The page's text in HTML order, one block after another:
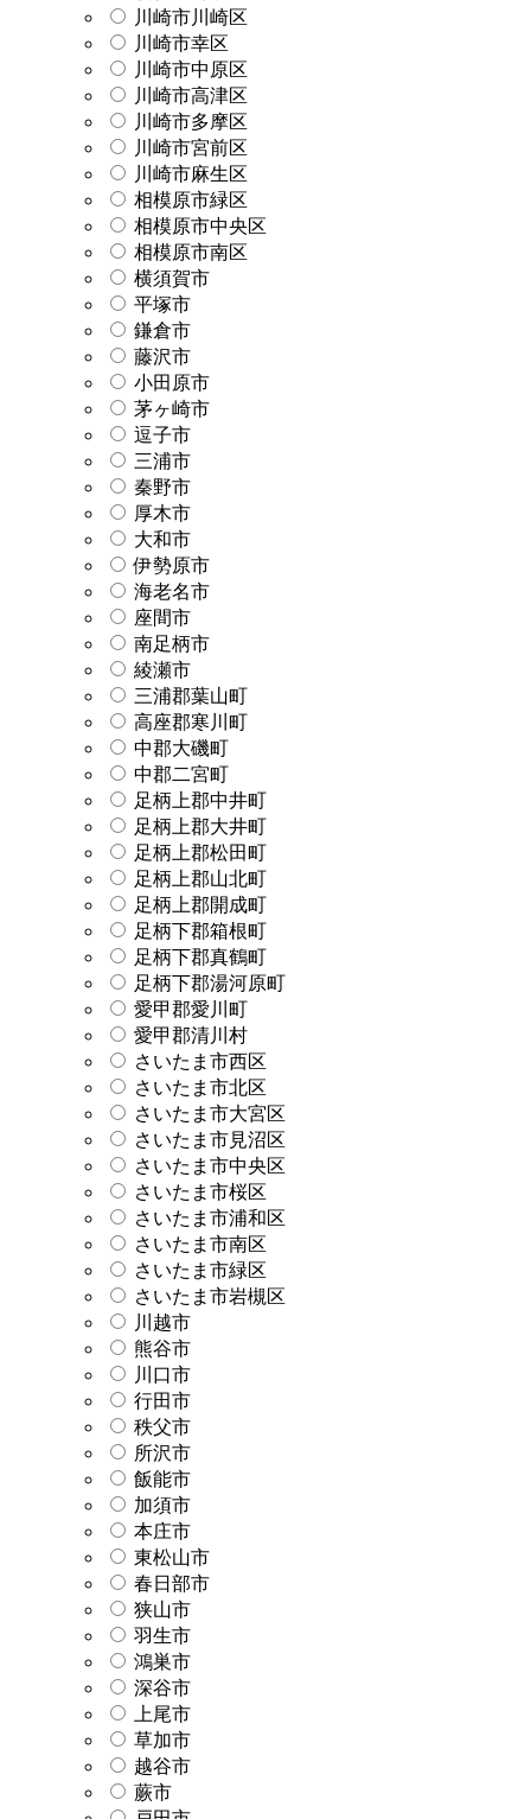
川崎市川崎区
川崎市幸区
川崎市中原区
川崎市高津区
川崎市多摩区
川崎市宮前区
川崎市麻生区
相模原市緑区
相模原市中央区
相模原市南区
横須賀市
平塚市
鎌倉市
藤沢市
小田原市
茅ヶ崎市
逗子市
三浦市
秦野市
厚木市
大和市
伊勢原市
海老名市
座間市
南足柄市
綾瀬市
三浦郡葉山町
高座郡寒川町
中郡大磯町
中郡二宮町
足柄上郡中井町
足柄上郡大井町
足柄上郡松田町
足柄上郡山北町
足柄上郡開成町
足柄下郡箱根町
足柄下郡真鶴町
足柄下郡湯河原町
愛甲郡愛川町
愛甲郡清川村
さいたま市西区
さいたま市北区
さいたま市大宮区
さいたま市見沼区
さいたま市中央区
さいたま市桜区
さいたま市浦和区
さいたま市南区
さいたま市緑区
さいたま市岩槻区
川越市
熊谷市
川口市
行田市
秩父市
所沢市
飯能市
加須市
本庄市
東松山市
春日部市
狭山市
羽生市
鴻巣市
深谷市
上尾市
草加市
越谷市
蕨市